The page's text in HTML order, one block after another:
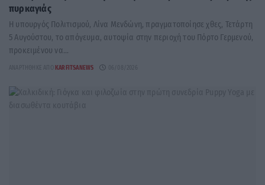
πυρκαγιάς
Η υπουργός Πολιτισμού, Λίνα Μενδώνη, πραγματοποίησε χθες, Τετάρτη
5 Αυγούστου, το απόγευμα, αυτοψία στην περιοχή του Πόρτο Γερμενού,
προκειμένου να...
ΑΝΑΡΤΉΘΗΚΕ ΑΠΌ KARFITSANEWS